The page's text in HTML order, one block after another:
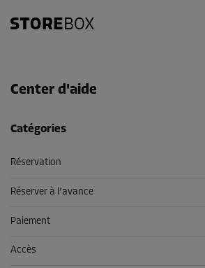
Center d'aide
Catégories
Réservation
Réserver à l’avance
Paiement
Accès